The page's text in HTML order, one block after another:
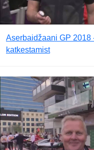
Aserbaidžaani GP 2018
katkestamist